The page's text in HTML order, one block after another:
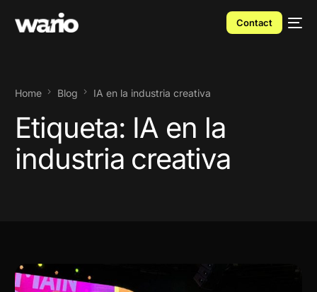
Contact
Home Blog IA en la industria creativa
Etiqueta: IA en la
industria creativa